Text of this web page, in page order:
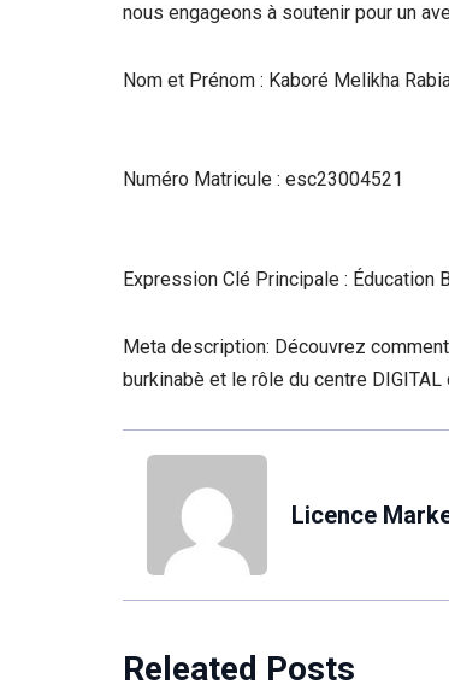
nous engageons à soutenir pour un
Nom et Prénom : Kaboré Melikha
Numéro Matricule : esc23004521
Expression Clé Principale : Éducation
Meta description: Découvrez
burkinabè et le rôle du centre
Licence
Releated Posts